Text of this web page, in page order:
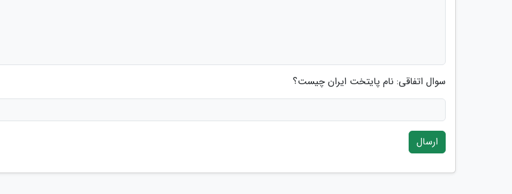
سوال اتفاقی: نام پایتخت ایران چیست؟
ارسال